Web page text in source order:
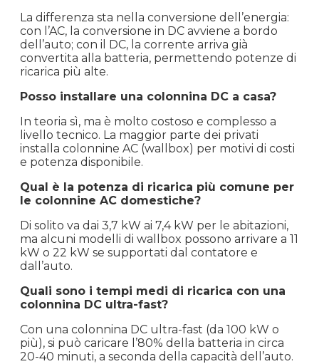
La differenza sta nella conversione dell’energia:
con l’AC, la conversione in DC avviene a bordo
dell’auto; con il DC, la corrente arriva già
convertita alla batteria, permettendo potenze di
ricarica più alte.
Posso installare una colonnina DC a casa?
In teoria sì, ma è molto costoso e complesso a
livello tecnico. La maggior parte dei privati
installa colonnine AC (wallbox) per motivi di costi
e potenza disponibile.
Qual è la potenza di ricarica più comune per
le colonnine AC domestiche?
Di solito va dai 3,7 kW ai 7,4 kW per le abitazioni,
ma alcuni modelli di wallbox possono arrivare a 11
kW o 22 kW se supportati dal contatore e
dall’auto.
Quali sono i tempi medi di ricarica con una
colonnina DC ultra-fast?
Con una colonnina DC ultra-fast (da 100 kW o
più), si può caricare l’80% della batteria in circa
20-40 minuti, a seconda della capacità dell’auto.